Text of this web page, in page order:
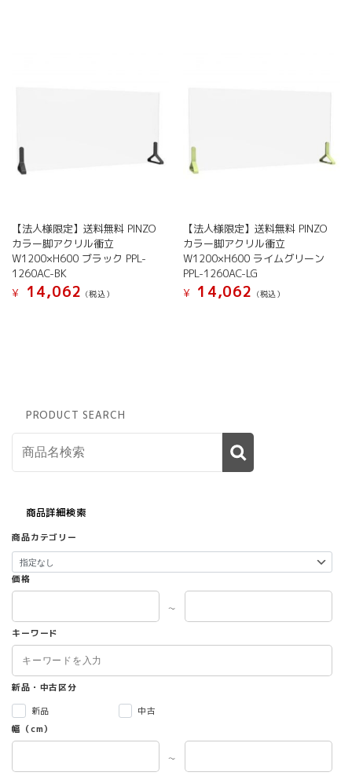
【法人様限定】送料無料 PINZO
カラー脚アクリル衝立
W1200×H600 ブラック PPL-
1260AC-BK
¥
14,062 (税込）
【法人様限定】送料無料 PINZO
カラー脚アクリル衝立
W1200×H600 ライムグリーン
PPL-1260AC-LG
¥
14,062 (税込）
PRODUCT SEARCH
商品詳細検索
商品カテゴリー
価格
～
キーワード
新品・中古区分
新品
中古
幅（cm）
～